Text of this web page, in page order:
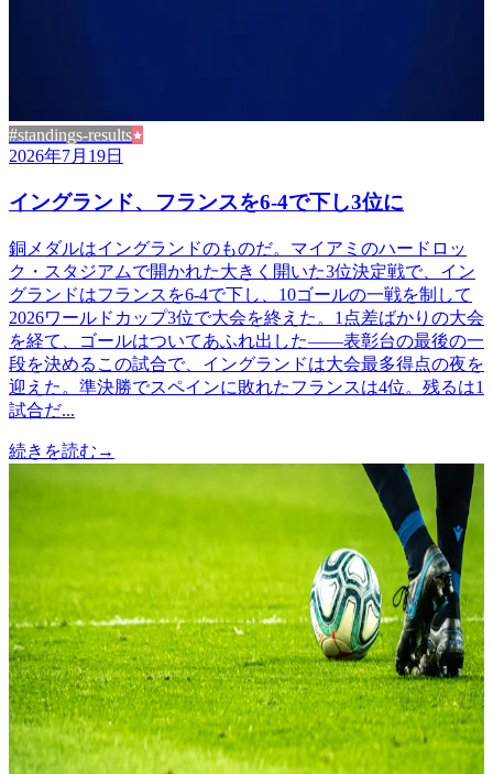
#standings-results
2026年7月19日
イングランド、フランスを6-4で下し3位に
銅メダルはイングランドのものだ。マイアミのハードロッ
ク・スタジアムで開かれた大きく開いた3位決定戦で、イン
グランドはフランスを6-4で下し、10ゴールの一戦を制して
2026ワールドカップ3位で大会を終えた。1点差ばかりの大会
を経て、ゴールはついてあふれ出した——表彰台の最後の一
段を決めるこの試合で、イングランドは大会最多得点の夜を
迎えた。準決勝でスペインに敗れたフランスは4位。残るは1
試合だ...
続きを読む →